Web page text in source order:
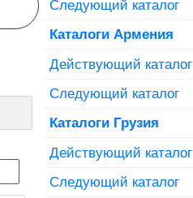
Следующий каталог
Каталоги Армения
Действующий каталог
Следующий каталог
Каталоги Грузия
Действующий каталог
Следующий каталог